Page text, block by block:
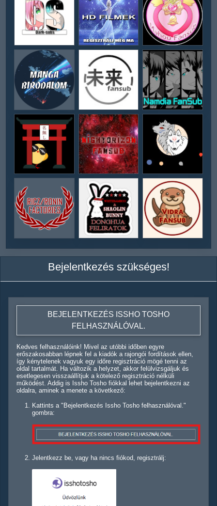
Bejelentkezés szükséges!
BEJELENTKEZÉS ISSHO TOSHO
FELHASZNÁLÓVAL.
Kedves felhasználóink! Mivel az utóbbi időben egyre
erőszakosabban lépnek fel a kiadók a rajongói fordítások ellen,
így kénytelenek vagyuk egy időre regisztráció mögé tenni az
oldal tartalmát. Ha változik a helyzet, akkor felülvizsgáljuk és
esetlegesen visszaállítjuk a kötelező regisztráció nélküli
működést. Addig is Issho Tosho fiókkal lehet bejelentkezni az
oldalra, aminek a menete a következő:
Kattints a "Bejelentkezés Issho Tosho felhasználóval."
gombra:
Jelentkezz be, vagy ha nincs fiókod, regisztrálj: